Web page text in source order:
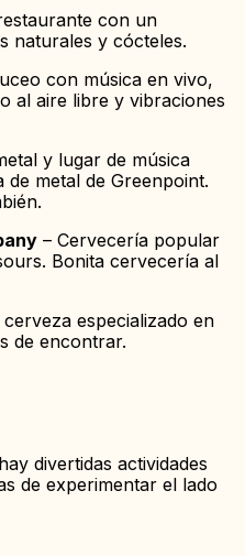
con un
naturales y cócteles.
con música en vivo,
al aire libre y vibraciones
y lugar de música
metal de Greenpoint.
– Cervecería popular
Bonita cervecería al
especializado en
de encontrar.
divertidas actividades
de experimentar el lado